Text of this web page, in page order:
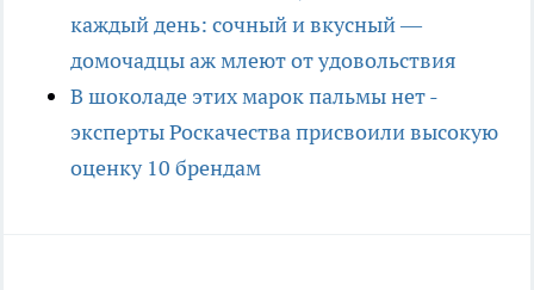
каждый день: сочный и вкусный —
домочадцы аж млеют от удовольствия
В шоколаде этих марок пальмы нет -
эксперты Роскачества присвоили высокую
оценку 10 брендам